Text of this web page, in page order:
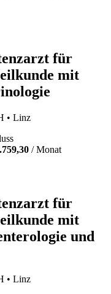
für
mit
• Linz
/ Monat
für
mit
und
• Linz